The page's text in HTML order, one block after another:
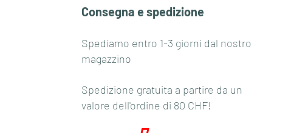
Consegna e spedizione
Spediamo entro 1-3 giorni dal nostro
magazzino
Spedizione gratuita a partire da un
valore dell'ordine di 80 CHF!